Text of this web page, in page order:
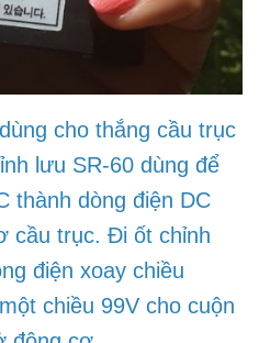
cho thắng cầu trục
lưu SR-60 dùng để
thành dòng điện DC
cầu trục. Đi ốt chỉnh
điện xoay chiều
chiều 99V cho cuộn